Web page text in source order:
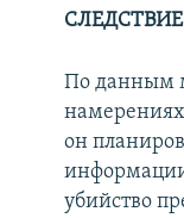
По данным
он
убийство